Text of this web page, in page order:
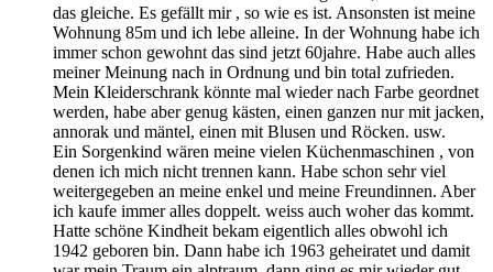
das gleiche. Es gefällt mir , so wie es ist. Ansonsten ist meine
Wohnung 85m und ich lebe alleine. In der Wohnung habe ich
immer schon gewohnt das sind jetzt 60jahre. Habe auch alles
meiner Meinung nach in Ordnung und bin total zufrieden.
Mein Kleiderschrank könnte mal wieder nach Farbe geordnet
werden, habe aber genug kästen, einen ganzen nur mit jacken,
annorak und mäntel, einen mit Blusen und Röcken. usw.
Ein Sorgenkind wären meine vielen Küchenmaschinen , von
denen ich mich nicht trennen kann. Habe schon sehr viel
weitergegeben an meine enkel und meine Freundinnen. Aber
ich kaufe immer alles doppelt. weiss auch woher das kommt.
Hatte schöne Kindheit bekam eigentlich alles obwohl ich
1942 geboren bin. Dann habe ich 1963 geheiratet und damit